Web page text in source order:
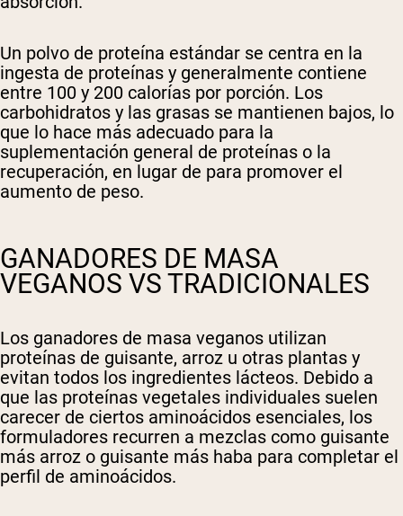
Un polvo de proteína estándar se centra en la
ingesta de proteínas y generalmente contiene
entre 100 y 200 calorías por porción. Los
carbohidratos y las grasas se mantienen bajos, lo
que lo hace más adecuado para la
suplementación general de proteínas o la
recuperación, en lugar de para promover el
aumento de peso.
GANADORES DE MASA
VEGANOS VS TRADICIONALES
Los ganadores de masa veganos utilizan
proteínas de guisante, arroz u otras plantas y
evitan todos los ingredientes lácteos. Debido a
que las proteínas vegetales individuales suelen
carecer de ciertos aminoácidos esenciales, los
formuladores recurren a mezclas como guisante
más arroz o guisante más haba para completar el
perfil de aminoácidos.